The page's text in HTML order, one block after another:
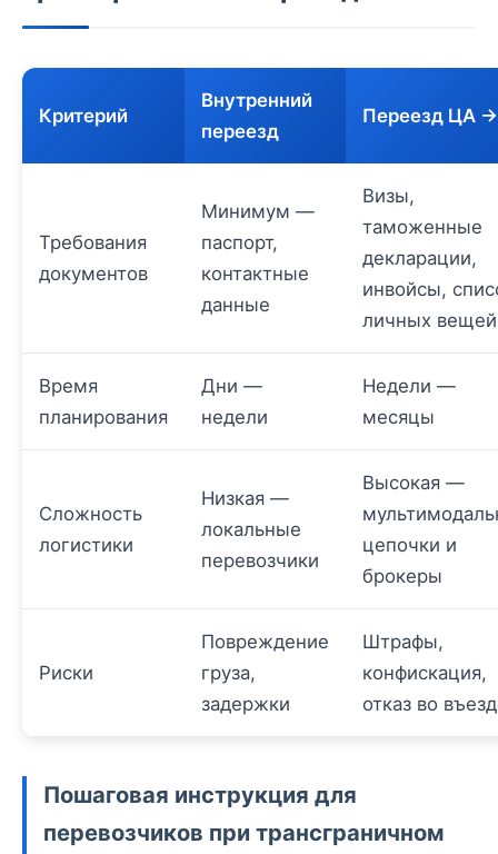
Критерий
Внутренний
переезд
Переезд ЦА
Требования
документов
Минимум —
паспорт,
контактные
данные
Визы,
таможенные
декларации,
инвойсы,
личных вещей
Время
планирования
Дни —
недели
Недели —
месяцы
Сложность
логистики
Низкая —
локальные
перевозчики
Высокая —
цепочки и
брокеры
Риски
Повреждение
груза,
задержки
Штрафы,
конфискация,
отказ во
Пошаговая инструкция для
перевозчиков при трансграничном